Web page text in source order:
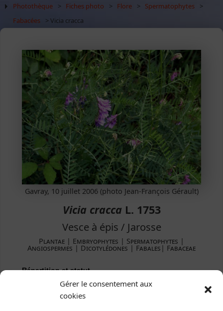
Gérer le consentement aux
cookies
Photothèque > Fiches photo > Flore > Spermatophytes
>
Fabacées
> Vicia cracca
Gavray, 10 juillet 2006 (photo Jean-François Gérault)
Vicia cracca L. 1753
Vesce à épis / Jarosse
Plantae ­| Embryophytes | Spermatophytes |
Angiospermes | Dicotylédones | Fabales| Fabaceae
Répartition et statut
Europe : toute l'Europe.
France : toute la France.